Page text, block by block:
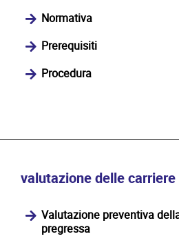
Normativa
Prerequisiti
Procedura
valutazione delle
Valutazione preventiva
pregressa